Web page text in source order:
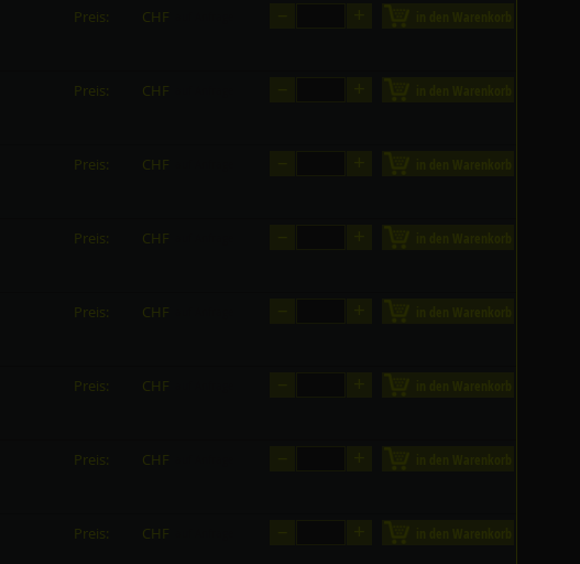
Preis: CHF
Preis: CHF
Preis: CHF
Preis: CHF
Preis: CHF
Preis: CHF
Preis: CHF
Preis: CHF